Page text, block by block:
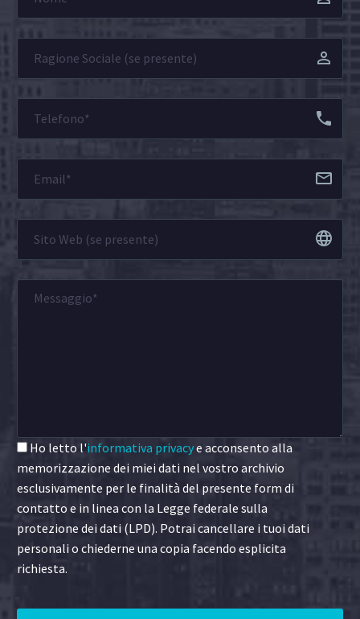
Ho letto l'informativa privacye acconsento alla
memorizzazione dei miei dati nel vostro archivio
esclusivamente per le finalità del presente form di
contatto e in linea con la Legge federale sulla
protezione dei dati (LPD). Potrai cancellare i tuoi dati
personali o chiederne una copia facendo esplicita
richiesta.